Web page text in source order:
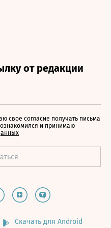
свое согласие получать письма
и принимаю
Скачать для Android